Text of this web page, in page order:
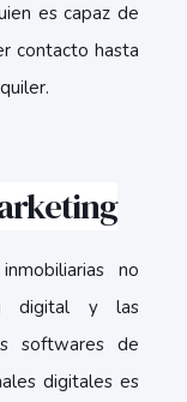
es capaz de
contacto hasta
no
digital y las
softwares de
digitales es